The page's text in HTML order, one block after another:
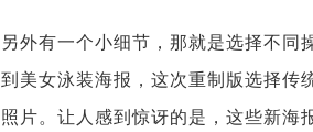
另外有一个小细节，那就是选择不
到美女泳装海报，这次重制版选择传
照片。让人感到惊讶的是，这些新海